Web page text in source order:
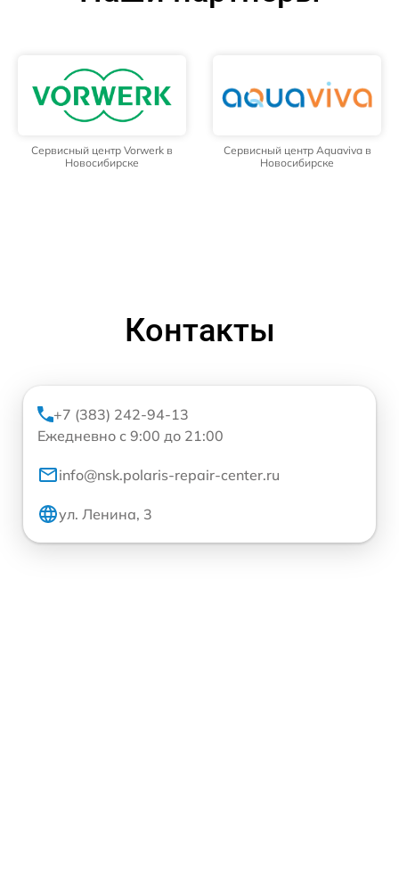
Сервисный центр Vorwerk в
Новосибирске
Сервисный центр Aquaviva в
Новосибирске
Контакты
+7 (383) 242-94-13
Ежедневно с 9:00 до 21:00
info@nsk.polaris-repair-center.ru
ул. Ленина, 3